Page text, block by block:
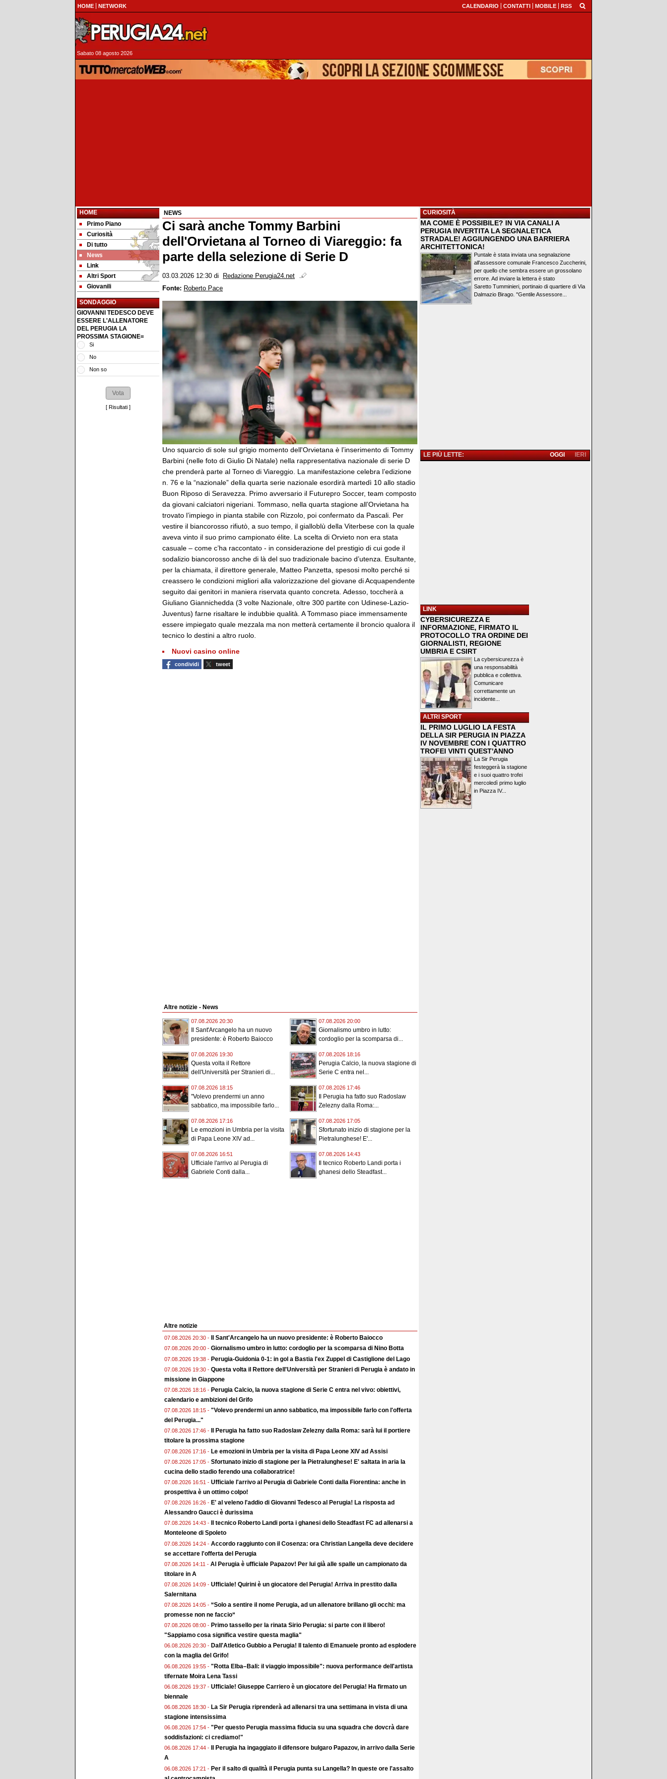
HOME NETWORK CALENDARIO CONTATTI MOBILE RSS
Sabato 08 agosto 2026
HOME
Primo Piano
Curiosità
Di tutto
News
Link
Altri Sport
Giovanili
SONDAGGIO
GIOVANNI TEDESCO DEVE
ESSERE L'ALLENATORE
DEL PERUGIA LA
PROSSIMA STAGIONE=
Si
No
Non so
[ Risultati ]
NEWS
Ci sarà anche Tommy Barbini
dell'Orvietana al Torneo di Viareggio: fa
parte della selezione di Serie D
03.03.2026 12:30 di
Redazione Perugia24.net
Fonte: Roberto Pace
Uno squarcio di sole sul grigio momento dell'Orvietana è l’inserimento di Tommy
Barbini (nelle foto di Giulio Di Natale) nella rappresentativa nazionale di serie D
che prenderà parte al Torneo di Viareggio. La manifestazione celebra l’edizione
n. 76 e la “nazionale” della quarta serie nazionale esordirà martedì 10 allo stadio
Buon Riposo di Seravezza. Primo avversario il Futurepro Soccer, team composto
da giovani calciatori nigeriani. Tommaso, nella quarta stagione all’Orvietana ha
trovato l’impiego in pianta stabile con Rizzolo, poi confermato da Pascali. Per
vestire il biancorosso rifiutò, a suo tempo, il gialloblù della Viterbese con la quale
aveva vinto il suo primo campionato élite. La scelta di Orvieto non era stata
casuale – come c’ha raccontato - in considerazione del prestigio di cui gode il
sodalizio biancorosso anche di là del suo tradizionale bacino d’utenza. Esultante,
per la chiamata, il direttore generale, Matteo Panzetta, spesosi molto perché si
creassero le condizioni migliori alla valorizzazione del giovane di Acquapendente
seguito dai genitori in maniera riservata quanto concreta. Adesso, toccherà a
Giuliano Giannichedda (3 volte Nazionale, oltre 300 partite con Udinese-Lazio-
Juventus) farne risaltare le indubbie qualità. A Tommaso piace immensamente
essere impiegato quale mezzala ma non metterà certamente il broncio qualora il
tecnico lo destini a altro ruolo.
Nuovi casino online
condividi tweet
Altre notizie - News
07.08.2026 20:30
Il Sant'Arcangelo ha un nuovo
presidente: è Roberto Baiocco
07.08.2026 20:00
Giornalismo umbro in lutto:
cordoglio per la scomparsa di...
07.08.2026 19:30
Questa volta il Rettore
dell'Università per Stranieri di...
07.08.2026 18:16
Perugia Calcio, la nuova stagione di
Serie C entra nel...
07.08.2026 18:15
"Volevo prendermi un anno
sabbatico, ma impossibile farlo...
07.08.2026 17:46
Il Perugia ha fatto suo Radoslaw
Zelezny dalla Roma:...
07.08.2026 17:16
Le emozioni in Umbria per la visita
di Papa Leone XIV ad...
07.08.2026 17:05
Sfortunato inizio di stagione per la
Pietralunghese! E'...
07.08.2026 16:51
Ufficiale l'arrivo al Perugia di
Gabriele Conti dalla...
07.08.2026 14:43
Il tecnico Roberto Landi porta i
ghanesi dello Steadfast...
Altre notizie
07.08.2026 20:30 - Il Sant'Arcangelo ha un nuovo presidente: è Roberto Baiocco
07.08.2026 20:00 - Giornalismo umbro in lutto: cordoglio per la scomparsa di Nino Botta
07.08.2026 19:38 - Perugia-Guidonia 0-1: in gol a Bastia l'ex Zuppel di Castiglione del Lago
07.08.2026 19:30 - Questa volta il Rettore dell'Università per Stranieri di Perugia è andato in
missione in Giappone
07.08.2026 18:16 - Perugia Calcio, la nuova stagione di Serie C entra nel vivo: obiettivi,
calendario e ambizioni del Grifo
07.08.2026 18:15 - "Volevo prendermi un anno sabbatico, ma impossibile farlo con l'offerta
del Perugia..."
07.08.2026 17:46 -
Il Perugia ha fatto suo Radoslaw Zelezny dalla Roma: sarà lui il portiere
titolare la prossima stagione
07.08.2026 17:16 - Le emozioni in Umbria per la visita di Papa Leone XIV ad Assisi
07.08.2026 17:05 - Sfortunato inizio di stagione per la Pietralunghese! E' saltata in aria la
cucina dello stadio ferendo una collaboratrice!
07.08.2026 16:51 - Ufficiale l'arrivo al Perugia di Gabriele Conti dalla Fiorentina: anche in
prospettiva è un ottimo colpo!
07.08.2026 16:26 - E' al veleno l'addio di Giovanni Tedesco al Perugia! La risposta ad
Alessandro Gaucci è durissima
07.08.2026 14:43 -
Il tecnico Roberto Landi porta i ghanesi dello Steadfast FC ad allenarsi a
Monteleone di Spoleto
07.08.2026 14:24 - Accordo raggiunto con il Cosenza: ora Christian Langella deve decidere
se accettare l'offerta del Perugia
07.08.2026 14:11 - Al Perugia è ufficiale Papazov! Per lui già alle spalle un campionato da
titolare in A
07.08.2026 14:09 - Ufficiale! Quirini è un giocatore del Perugia! Arriva in prestito dalla
Salernitana
07.08.2026 14:05 - “Solo a sentire il nome Perugia, ad un allenatore brillano gli occhi: ma
promesse non ne faccio“
07.08.2026 08:00 - Primo tassello per la rinata Sirio Perugia: si parte con il libero!
"Sappiamo cosa significa vestire questa maglia"
06.08.2026 20:30 - Dall'Atletico Gubbio a Perugia! Il talento di Emanuele pronto ad esplodere
con la maglia del Grifo!
06.08.2026 19:55 - "Rotta Elba–Bali: il viaggio impossibile": nuova performance dell'artista
tifernate Moira Lena Tassi
06.08.2026 19:37 - Ufficiale! Giuseppe Carriero è un giocatore del Perugia! Ha firmato un
biennale
06.08.2026 18:30 - La Sir Perugia riprenderà ad allenarsi tra una settimana in vista di una
stagione intensissima
06.08.2026 17:54 - "Per questo Perugia massima fiducia su una squadra che dovcrà dare
soddisfazioni: ci crediamo!"
06.08.2026 17:44 -
Il Perugia ha ingaggiato il difensore bulgaro Papazov, in arrivo dalla Serie
A
06.08.2026 17:21 - Per il salto di qualità il Perugia punta su Langella? In queste ore l'assalto
CURIOSITÀ
MA COME È POSSIBILE? IN VIA CANALI A
PERUGIA INVERTITA LA SEGNALETICA
STRADALE! AGGIUNGENDO UNA BARRIERA
ARCHITETTONICA!
Puntale è stata inviata una segnalazione
all'assessore comunale Francesco Zuccherini,
per quello che sembra essere un grossolano
errore. Ad inviare la lettera è stato
Saretto Tumminieri, portinaio di quartiere di Via
Dalmazio Birago. "Gentile Assessore...
LE PIÙ LETTE: IERI
OGGI
LINK
CYBERSICUREZZA E
INFORMAZIONE, FIRMATO IL
PROTOCOLLO TRA ORDINE DEI
GIORNALISTI, REGIONE
UMBRIA E CSIRT
La cybersicurezza è
una responsabilità
pubblica e collettiva.
Comunicare
correttamente un
incidente...
ALTRI SPORT
IL PRIMO LUGLIO LA FESTA
DELLA SIR PERUGIA IN PIAZZA
IV NOVEMBRE CON I QUATTRO
TROFEI VINTI QUEST'ANNO
La Sir Perugia
festeggerà la stagione
e i suoi quattro trofei
mercoledì primo luglio
in Piazza IV...